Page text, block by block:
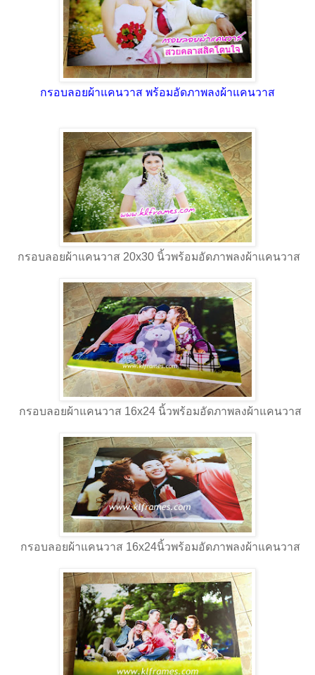
กรอบลอยผ้าแคนวาส พร้อมอัดภาพลงผ้าแคนวาส
กรอบลอยผ้าแคนวาส 20x30 นิ้วพร้อมอัดภาพลงผ้าแคนวาส
กรอบลอยผ้าแคนวาส 16x24 นิ้วพร้อมอัดภาพลงผ้าแคนวาส
กรอบลอยผ้าแคนวาส 16x24นิ้วพร้อมอัดภาพลงผ้าแคนวาส